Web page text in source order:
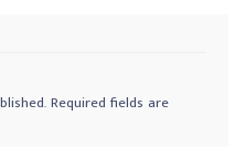
Required fields are